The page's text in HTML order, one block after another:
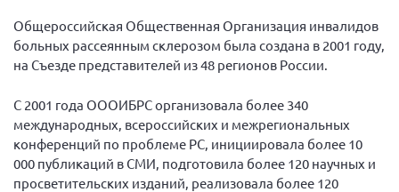
Общероссийская Общественная Организация инвалидов
больных рассеянным склерозом была создана в 2001 году,
на Съезде представителей из 48 регионов России.
С 2001 года ОООИБРС организовала более 340
международных, всероссийских и межрегиональных
конференций по проблеме РС, инициировала более 10
000 публикаций в СМИ, подготовила более 120 научных и
просветительских изданий, реализовала более 120